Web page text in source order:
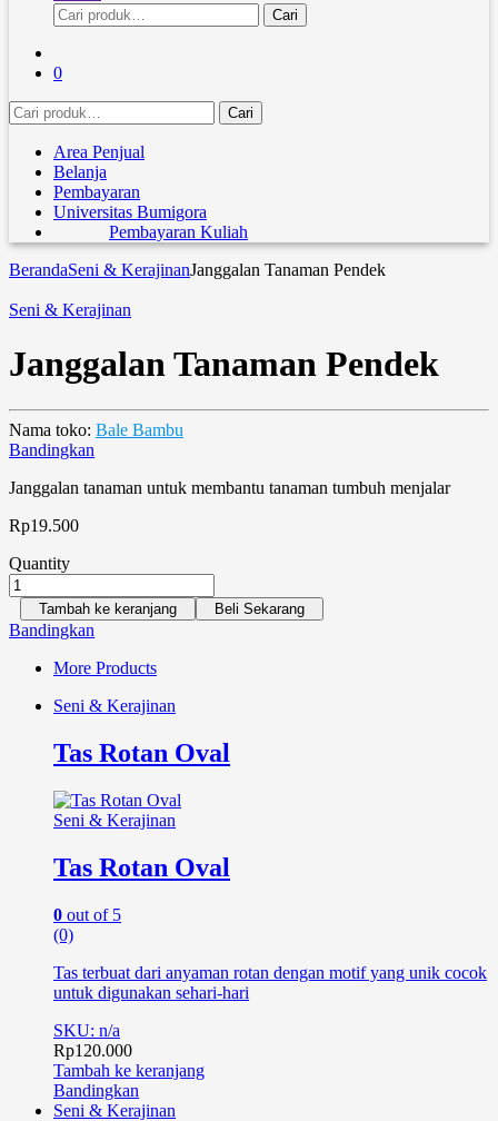
Pencarian
untuk:
Cari
0
Pencarian
untuk:
Cari
Area Penjual
Belanja
Pembayaran
Universitas Bumigora
Pembayaran Kuliah
BerandaSeni & KerajinanJanggalan Tanaman Pendek
Seni & Kerajinan
Janggalan Tanaman Pendek
Nama toko: Bale Bambu
Bandingkan
Janggalan tanaman untuk membantu tanaman tumbuh menjalar
Rp19.500
Quantity
Tambah ke keranjang Beli Sekarang
Bandingkan
More Products
Seni & Kerajinan
Tas Rotan Oval
Seni & Kerajinan
Tas Rotan Oval
0 out of 5
(0)
Tas terbuat dari anyaman rotan dengan motif yang unik cocok
untuk digunakan sehari-hari
SKU: n/a
Rp120.000
Tambah ke keranjang
Bandingkan
Seni & Kerajinan